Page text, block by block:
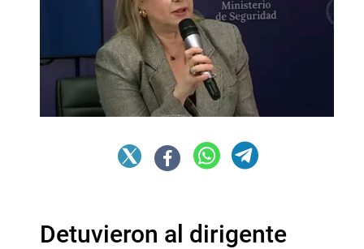
Detuvieron al dirigente